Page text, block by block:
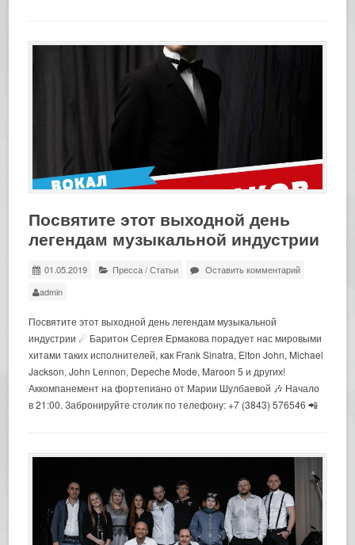
Посвятите этот выходной день
легендам музыкальной индустрии
01.05.2019 Пресса/Статьи
Оставить комментарий
admin
Посвятите этот выходной день легендам музыкальной
индустрии ☄ Баритон Сергея Ермакова порадует нас мировыми
хитами таких исполнителей, как Frank Sinatra, Elton John, Michael
Jackson, John Lennon, Depeche Mode, Maroon 5 и других!
Аккомпанемент на фортепиано от Марии Шулбаевой 🎶 Начало
в 21:00. Забронируйте столик по телефону: +7 (3843) 576546 📲